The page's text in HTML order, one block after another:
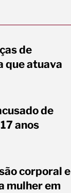
de
que atuava
de
anos
corporal e
mulher em